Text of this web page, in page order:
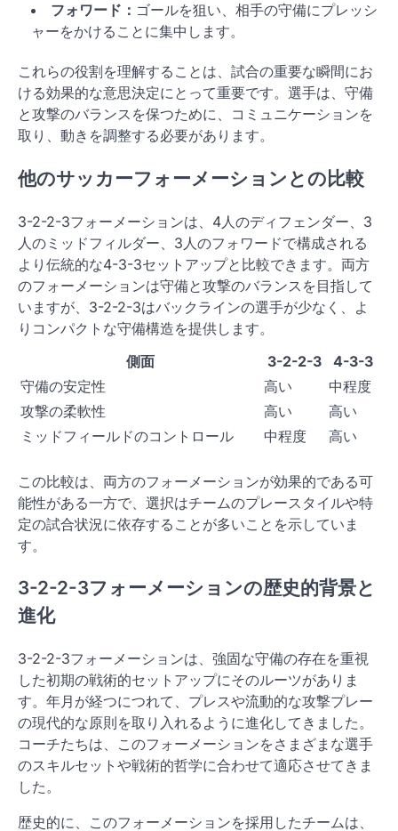
フォワード： ゴールを狙い、相手の守備にプレッシ
ャーをかけることに集中します。
これらの役割を理解することは、試合の重要な瞬間にお
ける効果的な意思決定にとって重要です。選手は、守備
と攻撃のバランスを保つために、コミュニケーションを
取り、動きを調整する必要があります。
他のサッカーフォーメーションとの比較
3-2-2-3フォーメーションは、4人のディフェンダー、3
人のミッドフィルダー、3人のフォワードで構成される
より伝統的な4-3-3セットアップと比較できます。両方
のフォーメーションは守備と攻撃のバランスを目指して
いますが、3-2-2-3はバックラインの選手が少なく、よ
りコンパクトな守備構造を提供します。
側面
3-2-2-3
4-3-3
守備の安定性
高い
中程度
攻撃の柔軟性
高い
高い
ミッドフィールドのコントロール
中程度 高い
この比較は、両方のフォーメーションが効果的である可
能性がある一方で、選択はチームのプレースタイルや特
定の試合状況に依存することが多いことを示していま
す。
3-2-2-3フォーメーションの歴史的背景と
進化
3-2-2-3フォーメーションは、強固な守備の存在を重視
した初期の戦術的セットアップにそのルーツがありま
す。年月が経つにつれて、プレスや流動的な攻撃プレー
の現代的な原則を取り入れるように進化してきました。
コーチたちは、このフォーメーションをさまざまな選手
のスキルセットや戦術的哲学に合わせて適応させてきま
した。
歴史的に、このフォーメーションを採用したチームは、